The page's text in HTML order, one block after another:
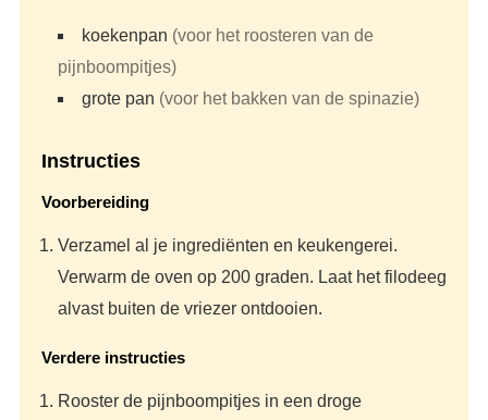
koekenpan (voor het roosteren van de
pijnboompitjes)
grote pan (voor het bakken van de spinazie)
Instructies
Voorbereiding
Verzamel al je ingrediënten en keukengerei.
Verwarm de oven op 200 graden. Laat het filodeeg
alvast buiten de vriezer ontdooien.
Verdere instructies
Rooster de pijnboompitjes in een droge